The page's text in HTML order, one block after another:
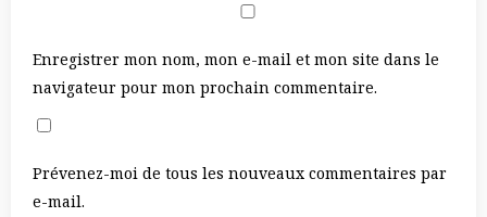
Enregistrer mon nom, mon e-mail et mon site dans le
navigateur pour mon prochain commentaire.
Prévenez-moi de tous les nouveaux commentaires par
e-mail.